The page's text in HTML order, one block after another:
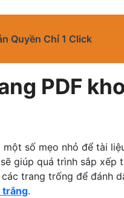
Quyền Chỉ 1 Click
PDF
số mẹo nhỏ để tài
giúp quá trình sắp xếp
trang trống để đánh
trắng.